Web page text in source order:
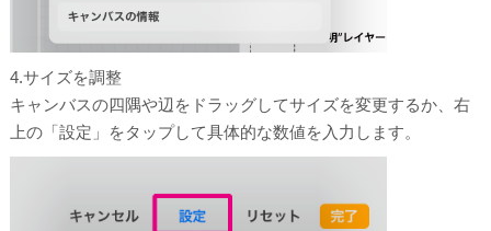
4.サイズを調整
キャンバスの四隅や辺をドラッグしてサイズを変更するか、右
上の「設定」をタップして具体的な数値を入力します。